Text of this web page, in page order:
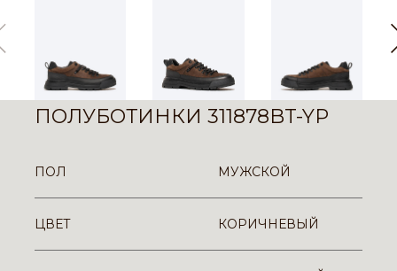
ПОЛУБОТИНКИ 311878BT-YP
ПОЛ МУЖСКОЙ
ЦВЕТ КОРИЧНЕВЫЙ